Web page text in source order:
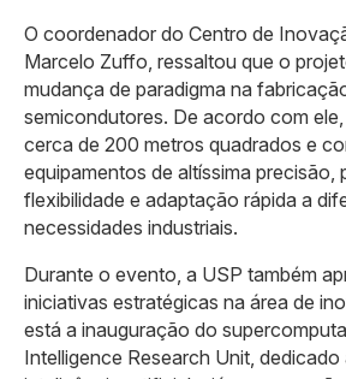
O coordenador do Centro de
Marcelo Zuffo, ressaltou que o
mudança de paradigma na
semicondutores. De acordo com
cerca de 200 metros quadrados e
equipamentos de altíssima precisão,
flexibilidade e adaptação rápida a
necessidades industriais.
Durante o evento, a USP também
iniciativas estratégicas na área de
está a inauguração do
Intelligence Research Unit, dedicado